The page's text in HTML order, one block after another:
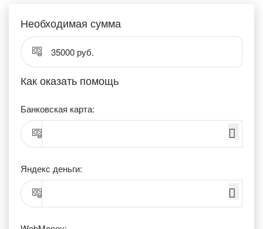
Необходимая сумма
35000 руб.
Как оказать помощь
Банковская карта:
Яндекс деньги: